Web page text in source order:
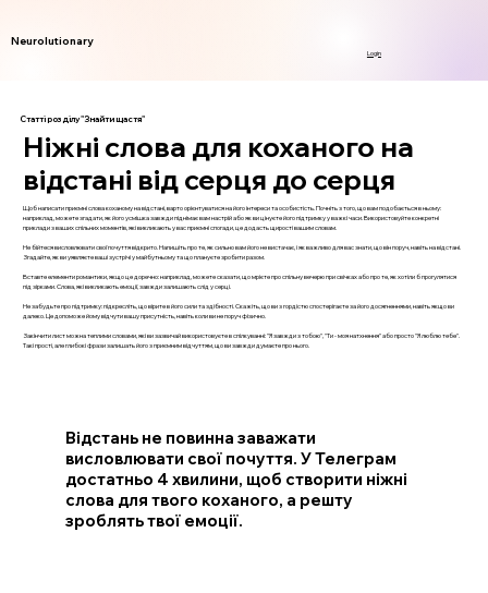
Neurolutionary
Login
Статті розділу "Знайти щастя"
Ніжні слова для коханого на
відстані від серця до серця
Щоб написати приємні слова коханому на відстані, варто орієнтуватися на його інтереси та особистість. Почніть з того, що вам подобається в ньому:
наприклад, можете згадати, як його усмішка завжди піднімає вам настрій або як ви цінуєте його підтримку у важкі часи. Використовуйте конкретні
приклади з ваших спільних моментів, які викликають у вас приємні спогади, це додасть щирості вашим словам.
Не бійтеся висловлювати свої почуття відкрито. Напишіть про те, як сильно вам його не вистачає, і як важливо для вас знати, що він поруч, навіть на відстані.
Згадайте, як ви уявляєте ваші зустрічі у майбутньому та що плануєте зробити разом.
Вставте елементи романтики, якщо це доречно: наприклад, можете сказати, що мрієте про спільну вечерю при свічках або про те, як хотіли б прогулятися
під зірками. Слова, які викликають емоції, завжди залишають слід у серці.
Не забудьте про підтримку: підкресліть, що вірите в його сили та здібності. Скажіть, що ви з гордістю спостерігаєте за його досягненнями, навіть якщо ви
далеко. Це допоможе йому відчути вашу присутність, навіть коли ви не поруч фізично.
Закінчити лист можна теплими словами, які ви зазвичай використовуєте в спілкуванні: "Я завжди з тобою", "Ти - моя натхнення" або просто "Я люблю тебе".
Такі прості, але глибокі фрази залишать його з приємним відчуттям, що ви завжди думаєте про нього.
Відстань не повинна заважати
висловлювати свої почуття. У Телеграм
достатньо 4 хвилини, щоб створити ніжні
слова для твого коханого, а решту
зроблять твої емоції.